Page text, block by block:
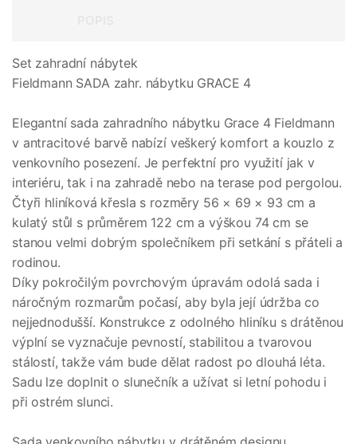
Set zahradní nábytek
Fieldmann SADA zahr. nábytku GRACE 4
Elegantní sada zahradního nábytku Grace 4 Fieldmann
v antracitové barvě nabízí veškerý komfort a kouzlo z
venkovního posezení. Je perfektní pro využití jak v
interiéru, tak i na zahradě nebo na terase pod pergolou.
Čtyři hliníková křesla s rozměry 56 × 69 × 93 cm a
kulatý stůl s průměrem 122 cm a výškou 74 cm se
stanou velmi dobrým společníkem při setkání s přáteli a
rodinou.
Díky pokročilým povrchovým úpravám odolá sada i
náročným rozmarům počasí, aby byla její údržba co
nejjednodušší. Konstrukce z odolného hliníku s drátěnou
výplní se vyznačuje pevností, stabilitou a tvarovou
stálostí, takže vám bude dělat radost po dlouhá léta.
Sadu lze doplnit o slunečník a užívat si letní pohodu i
při ostrém slunci.